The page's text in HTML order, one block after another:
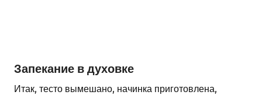
Запекание в духовке
Итак, тесто вымешано, начинка приготовлена,